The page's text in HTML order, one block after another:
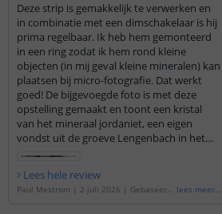
Deze strip is gemakkelijk te verwerken en
in combinatie met een dimschakelaar is hij
prima regelbaar. Ik heb hem gemonteerd
in een ring zodat ik hem rond kleine
objecten (in mij geval kleine mineralen) kan
plaatsen bij micro-fotografie. Dat werkt
goed! De bijgevoegde foto is met deze
opstelling gemaakt en toont een kristal
van het mineraal jordaniet, een eigen
vondst uit de groeve Lengenbach in het
Binn-dal in Wallis, Zwitserland. De
Lees hele review
Paul Mestrom | 2 juli 2026 | Gebaseerd
lees meer...